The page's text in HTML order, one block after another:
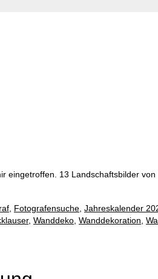
eingetroffen. 13 Landschaftsbilder
Fotografensuche Jahreskalender
, Wanddeko Wanddekoration